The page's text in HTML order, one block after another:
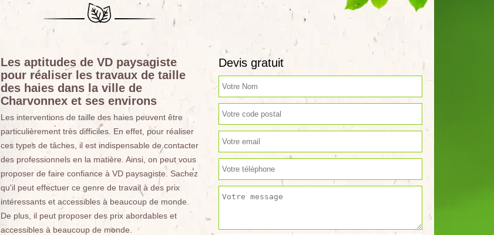
Les aptitudes de VD paysagiste
pour réaliser les travaux de taille
des haies dans la ville de
Charvonnex et ses environs
Les interventions de taille des haies peuvent être
particulièrement très difficiles. En effet, pour réaliser
ces types de tâches, il est indispensable de contacter
des professionnels en la matière. Ainsi, on peut vous
proposer de faire confiance à VD paysagiste. Sachez
qu'il peut effectuer ce genre de travail à des prix
intéressants et accessibles à beaucoup de monde.
De plus, il peut proposer des prix abordables et
accessibles à beaucoup de monde.
Devis gratuit